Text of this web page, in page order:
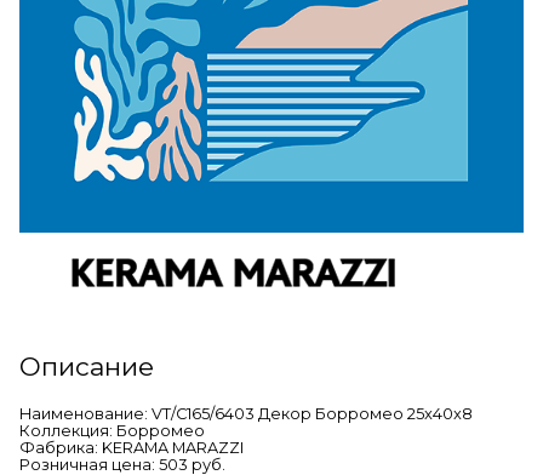
Описание
Наименование: VT/C165/6403 Декор Борромео 25x40x8
Коллекция: Борромео
Фабрика: KERAMA MARAZZI
Розничная цена: 503 руб.